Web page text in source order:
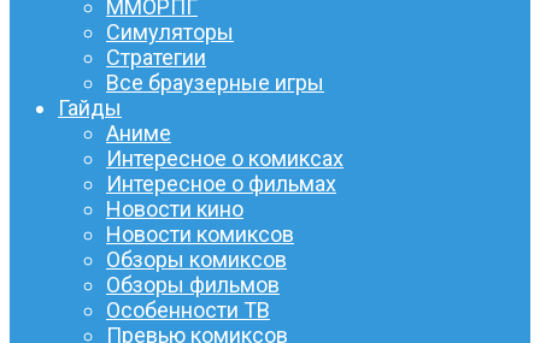
ММОРПГ
Симуляторы
Стратегии
Все браузерные игры
Гайды
Аниме
Интересное о комиксах
Интересное о фильмах
Новости кино
Новости комиксов
Обзоры комиксов
Обзоры фильмов
Особенности ТВ
Превью комиксов